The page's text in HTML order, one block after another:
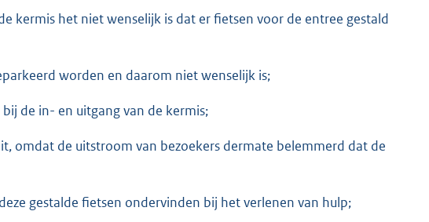
kermis het niet wenselijk is dat er fietsen voor de entree gestald
worden en daarom niet wenselijk is;
de in- en uitgang van de kermis;
omdat de uitstroom van bezoekers dermate belemmerd dat de
gestalde fietsen ondervinden bij het verlenen van hulp;